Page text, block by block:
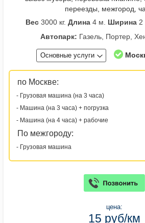
переезды, межгород,
Вес 3000 кг. Длина 4 м. Ширина 2
Автопарк: Газель, Портер,
Основные услуги
по Москве:
- Грузовая машина (на 3 часа)
- Машина (на 3 часа) + погрузка
- Машина (на 4 часа) + рабочие
По межгороду:
- Грузовая машина
цена:
15 руб/км